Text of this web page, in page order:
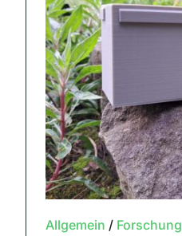
Allgemein / Forschung